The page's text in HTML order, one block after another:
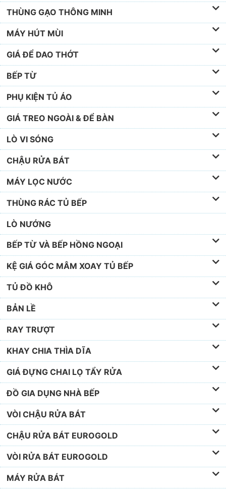
THÙNG GẠO THÔNG MINH
MÁY HÚT MÙI
GIÁ ĐỂ DAO THỚT
BẾP TỪ
PHỤ KIỆN TỦ ÁO
GIÁ TREO NGOÀI & ĐỂ BÀN
LÒ VI SÓNG
CHẬU RỬA BÁT
MÁY LỌC NƯỚC
THÙNG RÁC TỦ BẾP
LÒ NƯỚNG
BẾP TỪ VÀ BẾP HỒNG NGOẠI
KỆ GIÁ GÓC MÂM XOAY TỦ BẾP
TỦ ĐỒ KHÔ
BẢN LỀ
RAY TRƯỢT
KHAY CHIA THÌA DĨA
GIÁ ĐỰNG CHAI LỌ TẨY RỬA
ĐỒ GIA DỤNG NHÀ BẾP
VÒI CHẬU RỬA BÁT
CHẬU RỬA BÁT EUROGOLD
VÒI RỬA BÁT EUROGOLD
MÁY RỬA BÁT